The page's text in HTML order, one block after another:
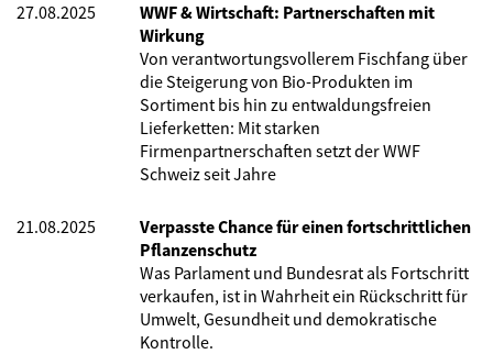
27.08.2025
WWF & Wirtschaft: Partnerschaften mit
Wirkung
Von verantwortungsvollerem Fischfang über
die Steigerung von Bio-Produkten im
Sortiment bis hin zu entwaldungsfreien
Lieferketten: Mit starken
Firmenpartnerschaften setzt der WWF
Schweiz seit Jahre
21.08.2025
Verpasste Chance für einen fortschrittlichen
Pflanzenschutz
Was Parlament und Bundesrat als Fortschritt
verkaufen, ist in Wahrheit ein Rückschritt für
Umwelt, Gesundheit und demokratische
Kontrolle.